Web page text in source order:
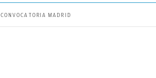
CONVOCATORIA MADRID